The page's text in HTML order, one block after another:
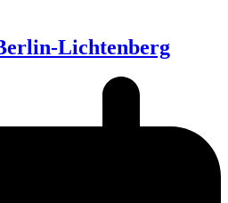
Lichtenberg